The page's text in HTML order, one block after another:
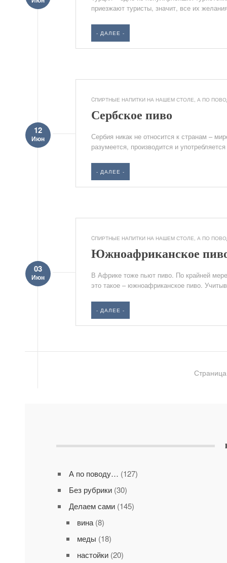
приезжают туристы, значит, все их
- ДАЛЕЕ -
CПИРТНЫЕ НАПИТКИ НА НАШЕМ СТОЛЕ, А ПО
Сербское пиво
12
Июн
Сербия никак не относится к странам –
разумеется, производится и
- ДАЛЕЕ -
CПИРТНЫЕ НАПИТКИ НА НАШЕМ СТОЛЕ, А ПО
Южноафриканское
03
Июн
В Африке тоже пьют пиво. По крайней
это такое – южноафриканское пиво.
- ДАЛЕЕ -
А по поводу… (127)
Без рубрики(30)
Делаем сами(145)
вина(8)
меды (18)
настойки(20)